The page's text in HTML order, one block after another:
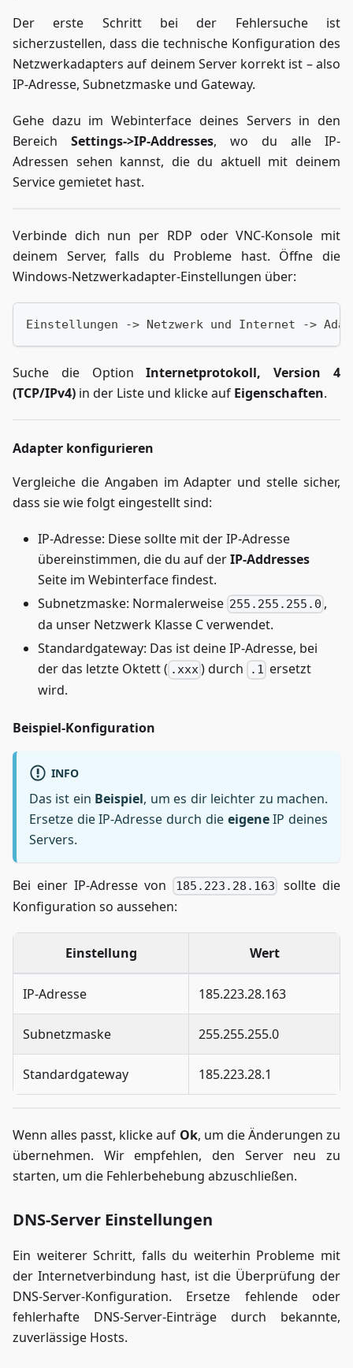
Der erste Schritt bei der Fehlersuche ist
sicherzustellen, dass die technische Konfiguration des
Netzwerkadapters auf deinem Server korrekt ist – also
IP-Adresse, Subnetzmaske und Gateway.
Gehe dazu im Webinterface deines Servers in den
Bereich Settings->IP-Addresses, wo du alle IP-
Adressen sehen kannst, die du aktuell mit deinem
Service gemietet hast.
Verbinde dich nun per RDP oder VNC-Konsole mit
deinem Server, falls du Probleme hast. Öffne die
Windows-Netzwerkadapter-Einstellungen über:
Einstellungen -> Netzwerk und Internet ->
Suche die OptionInternetprotokoll, Version 4
(TCP/IPv4) in der Liste und klicke auf Eigenschaften.
Adapter konfigurieren
Vergleiche die Angaben im Adapter und stelle sicher,
dass sie wie folgt eingestellt sind:
IP-Adresse: Diese sollte mit der IP-Adresse
übereinstimmen, die du auf derIP-Addresses
Seite im Webinterface findest.
Subnetzmaske: Normalerweise 255.255.255.0 ,
da unser Netzwerk Klasse C verwendet.
Standardgateway: Das ist deine IP-Adresse, bei
der das letzte Oktett ( .xxx) durch .1 ersetzt
wird.
Beispiel-Konfiguration
INFO
Das ist ein Beispiel, um es dir leichter zu machen.
Ersetze die IP-Adresse durch die eigeneIP deines
Servers.
Bei einer IP-Adresse von 185.223.28.163 sollte die
Konfiguration so aussehen:
Einstellung Wert
IP-Adresse 185.223.28.163
Subnetzmaske 255.255.255.0
Standardgateway 185.223.28.1
Wenn alles passt, klicke auf Ok, um die Änderungen zu
übernehmen. Wir empfehlen, den Server neu zu
starten, um die Fehlerbehebung abzuschließen.
DNS-Server Einstellungen
Ein weiterer Schritt, falls du weiterhin Probleme mit
der Internetverbindung hast, ist die Überprüfung der
DNS-Server-Konfiguration. Ersetze fehlende oder
fehlerhafte DNS-Server-Einträge durch bekannte,
zuverlässige Hosts.